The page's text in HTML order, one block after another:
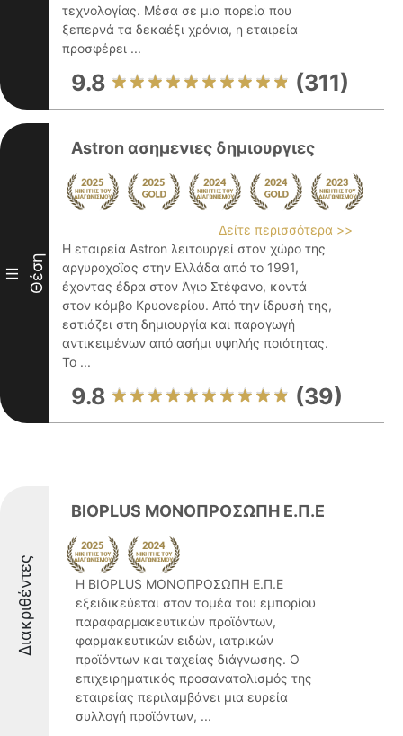
τεχνολογίας. Μέσα σε μια πορεία που
ξεπερνά τα δεκαέξι χρόνια, η εταιρεία
προσφέρει ...
9.8 (311)
III Θέση
Astron ασημενιες δημιουργιες
Δείτε περισσότερα >>
Η εταιρεία Astron λειτουργεί στον χώρο της
αργυροχοΐας στην Ελλάδα από το 1991,
έχοντας έδρα στον Άγιο Στέφανο, κοντά
στον κόμβο Κρυονερίου. Από την ίδρυσή της,
εστιάζει στη δημιουργία και παραγωγή
αντικειμένων από ασήμι υψηλής ποιότητας.
Το ...
9.8 (39)
Διακριθέντες
BIOPLUS ΜΟΝΟΠΡΟΣΩΠΗ Ε.Π.Ε
Η BIOPLUS ΜΟΝΟΠΡΟΣΩΠΗ Ε.Π.Ε
εξειδικεύεται στον τομέα του εμπορίου
παραφαρμακευτικών προϊόντων,
φαρμακευτικών ειδών, ιατρικών
προϊόντων και ταχείας διάγνωσης. Ο
επιχειρηματικός προσανατολισμός της
εταιρείας περιλαμβάνει μια ευρεία
συλλογή προϊόντων, ...